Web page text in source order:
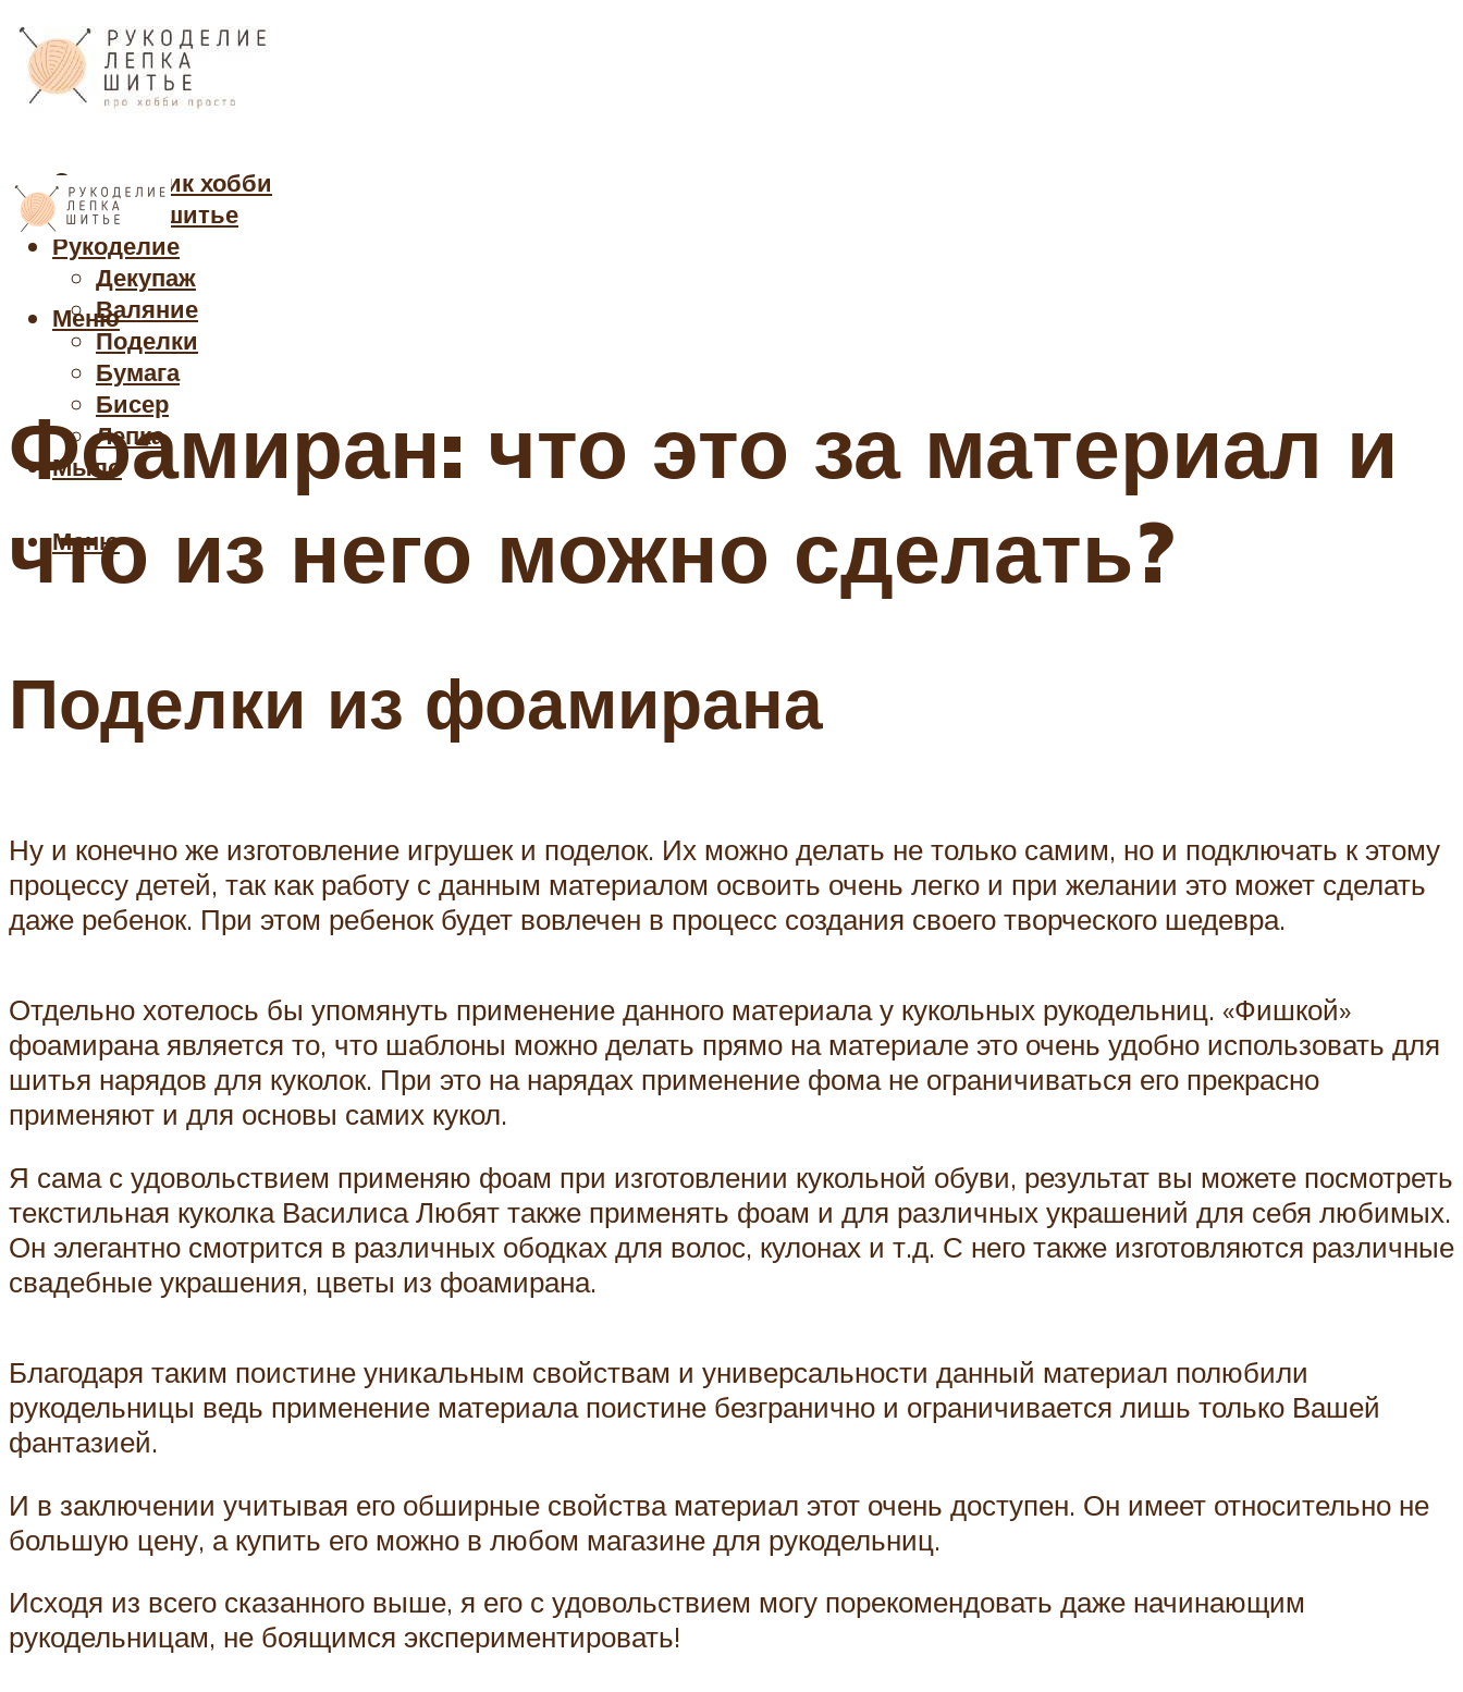
Cправочник хобби
Кройка и шитье
Рукоделие
Декупаж
Валяние
Поделки
Бумага
Бисер
Лепка
Мыло
Меню
Меню
Фоамиран: что это за материал и
что из него можно сделать?
Поделки из фоамирана
Ну и конечно же изготовление игрушек и поделок. Их можно делать не только самим, но и подключать к этому
процессу детей, так как работу с данным материалом освоить очень легко и при желании это может сделать
даже ребенок. При этом ребенок будет вовлечен в процесс создания своего творческого шедевра.
Отдельно хотелось бы упомянуть применение данного материала у кукольных рукодельниц. «Фишкой»
фоамирана является то, что шаблоны можно делать прямо на материале это очень удобно использовать для
шитья нарядов для куколок. При это на нарядах применение фома не ограничиваться его прекрасно
применяют и для основы самих кукол.
Я сама с удовольствием применяю фоам при изготовлении кукольной обуви, результат вы можете посмотреть
текстильная куколка Василиса Любят также применять фоам и для различных украшений для себя любимых.
Он элегантно смотрится в различных ободках для волос, кулонах и т.д. С него также изготовляются различные
свадебные украшения, цветы из фоамирана.
Благодаря таким поистине уникальным свойствам и универсальности данный материал полюбили
рукодельницы ведь применение материала поистине безгранично и ограничивается лишь только Вашей
фантазией.
И в заключении учитывая его обширные свойства материал этот очень доступен. Он имеет относительно не
большую цену, а купить его можно в любом магазине для рукодельниц.
Исходя из всего сказанного выше, я его с удовольствием могу порекомендовать даже начинающим
рукодельницам, не боящимся экспериментировать!